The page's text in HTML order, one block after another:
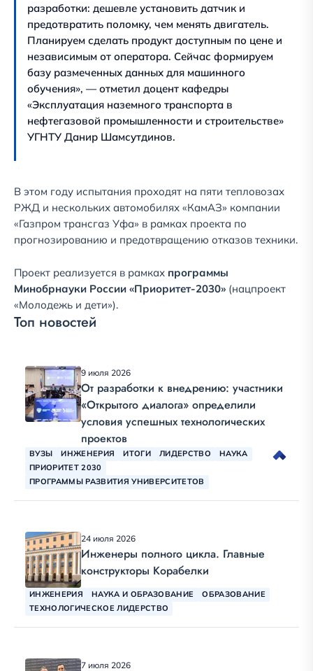
разработки: дешевле установить датчик и
предотвратить поломку, чем менять двигатель.
Планируем сделать продукт доступным по цене и
независимым от оператора. Сейчас формируем
базу размеченных данных для машинного
обучения», — отметил доцент кафедры
«Эксплуатация наземного транспорта в
нефтегазовой промышленности и строительстве»
УГНТУ Данир Шамсутдинов.
В этом году испытания проходят на пяти тепловозах
РЖД и нескольких автомобилях «КамАЗ» компании
«Газпром трансгаз Уфа» в рамках проекта по
прогнозированию и предотвращению отказов техники.
Проект реализуется в рамках программы
Минобрнауки России «Приоритет-2030» (нацпроект
«Молодежь и дети»).
Топ новостей
9 июля 2026
От разработки к внедрению: участники
«Открытого диалога» определили
условия успешных технологических
проектов
ВУЗЫ ИНЖЕНЕРИЯ ИТОГИ ЛИДЕРСТВО
НАУКА
ПРИОРИТЕТ 2030
ПРОГРАММЫ РАЗВИТИЯ УНИВЕРСИТЕТОВ
24 июля 2026
Инженеры полного цикла. Главные
конструкторы Корабелки
ИНЖЕНЕРИЯ НАУКА И ОБРАЗОВАНИЕ
ОБРАЗОВАНИЕ
ТЕХНОЛОГИЧЕСКОЕ ЛИДЕРСТВО
7 июля 2026